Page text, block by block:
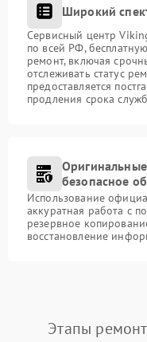
Широкий
Сервисный центр
по всей РФ,
ремонт, включая
отслеживать статус
предоставляется
продления срока
безопасное
Использование
аккуратная работа с
резервное
восстановление
Этапы